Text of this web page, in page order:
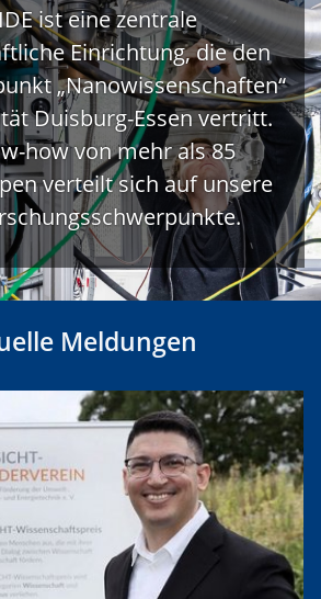
ist eine zentrale
Einrichtung, die den
„Nanowissenschaften“
Duisburg-Essen vertritt.
how von mehr als 85
verteilt sich auf unsere
Meldungen